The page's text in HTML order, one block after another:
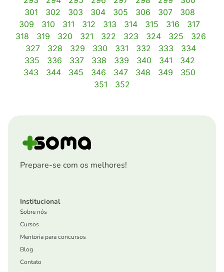
301
302 303 304 305 306 307
308
309
310 311 312 313 314 315 316
317
318
319 320 321 322 323 324 325
326
327
328 329 330 331 332 333
334
335
336 337 338 339 340 341
342
343
344 345 346 347 348 349
350
351
352
Prepare-se com os melhores!
Institucional
Sobre nós
Cursos
Mentoria para concursos
Blog
Contato